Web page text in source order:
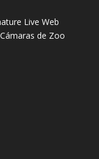
Live Web
de Zoo